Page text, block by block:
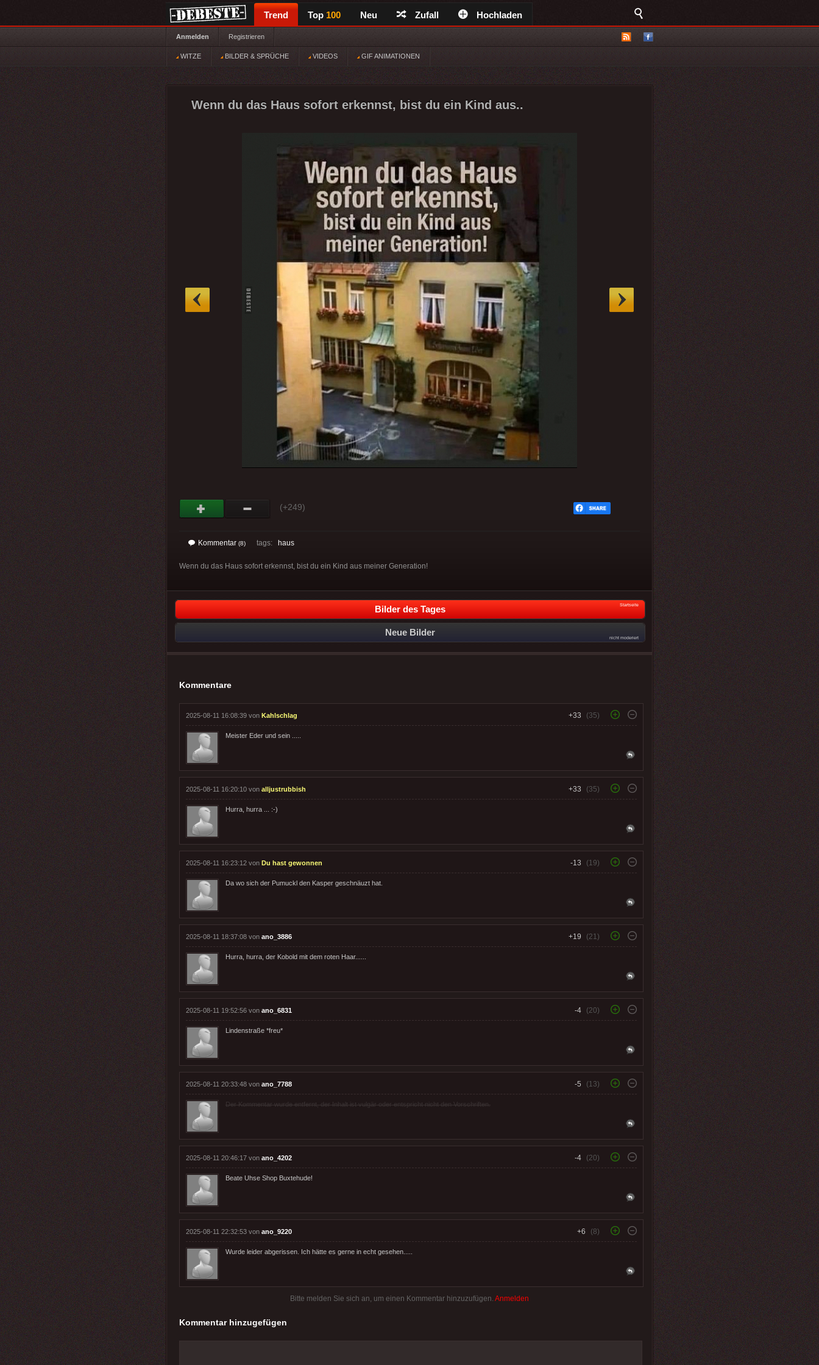
Trend Top 100 Neu Zufall Hochladen
Anmelden Registrieren
WITZE BILDER & SPRÜCHE VIDEOS GIF ANIMATIONEN
Wenn du das Haus sofort erkennst, bist du ein Kind aus..
(+249)
Kommentar (8) tags: haus
Wenn du das Haus sofort erkennst, bist du ein Kind aus meiner Generation!
Bilder des Tages Startseite
Neue Bilder
nicht moderiert
Kommentare
2025-08-11 16:08:39 von Kahlschlag +33 (35)
Meister Eder und sein .....
2025-08-11 16:20:10 von alljustrubbish +33 (35)
Hurra, hurra ... :-)
2025-08-11 16:23:12 von Du hast gewonnen -13 (19)
Da wo sich der Pumuckl den Kasper geschnäuzt hat.
2025-08-11 18:37:08 von ano_3886 +19 (21)
Hurra, hurra, der Kobold mit dem roten Haar......
2025-08-11 19:52:56 von ano_6831 -4 (20)
Lindenstraße *freu*
2025-08-11 20:33:48 von ano_7788 -5 (13)
Der Kommentar wurde entfernt, der Inhalt ist vulgär oder entspricht nicht den Vorschriften.
2025-08-11 20:46:17 von ano_4202 -4 (20)
Beate Uhse Shop Buxtehude!
2025-08-11 22:32:53 von ano_9220 +6 (8)
Wurde leider abgerissen. Ich hätte es gerne in echt gesehen.....
Bitte melden Sie sich an, um einen Kommentar hinzuzufügen. Anmelden
Kommentar hinzugefügen